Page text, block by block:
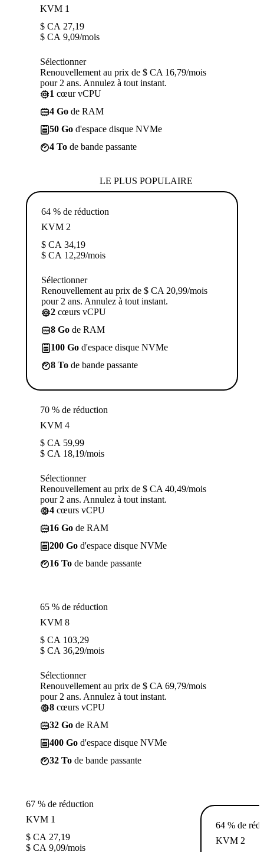
KVM 1
$ CA 27,19
$ CA 9,09/mois
Sélectionner
Renouvellement au prix de $ CA 16,79/mois
pour 2 ans. Annulez à tout instant.
1 cœur vCPU
4 Go de RAM
50 Go d'espace disque NVMe
4 To de bande passante
LE PLUS POPULAIRE
64 % de réduction
KVM 2
$ CA 34,19
$ CA 12,29/mois
Sélectionner
Renouvellement au prix de $ CA 20,99/mois
pour 2 ans. Annulez à tout instant.
2 cœurs vCPU
8 Go de RAM
100 Go d'espace disque NVMe
8 To de bande passante
70 % de réduction
KVM 4
$ CA 59,99
$ CA 18,19/mois
Sélectionner
Renouvellement au prix de $ CA 40,49/mois
pour 2 ans. Annulez à tout instant.
4 cœurs vCPU
16 Go de RAM
200 Go d'espace disque NVMe
16 To de bande passante
65 % de réduction
KVM 8
$ CA 103,29
$ CA 36,29/mois
Sélectionner
Renouvellement au prix de $ CA 69,79/mois
pour 2 ans. Annulez à tout instant.
8 cœurs vCPU
32 Go de RAM
400 Go d'espace disque NVMe
32 To de bande passante
67 % de réduction
KVM 1
$ CA 27,19
$ CA 9,09/mois
64 % de
KVM 2